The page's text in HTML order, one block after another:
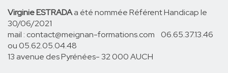
Virginie ESTRADAa été nommée Référent Handicap le
30/06/2021
mail : contact@meignan-formations.com 06.65.37.13.46
ou 05.62.05.04.48
13 avenue des Pyrénées- 32 000 AUCH